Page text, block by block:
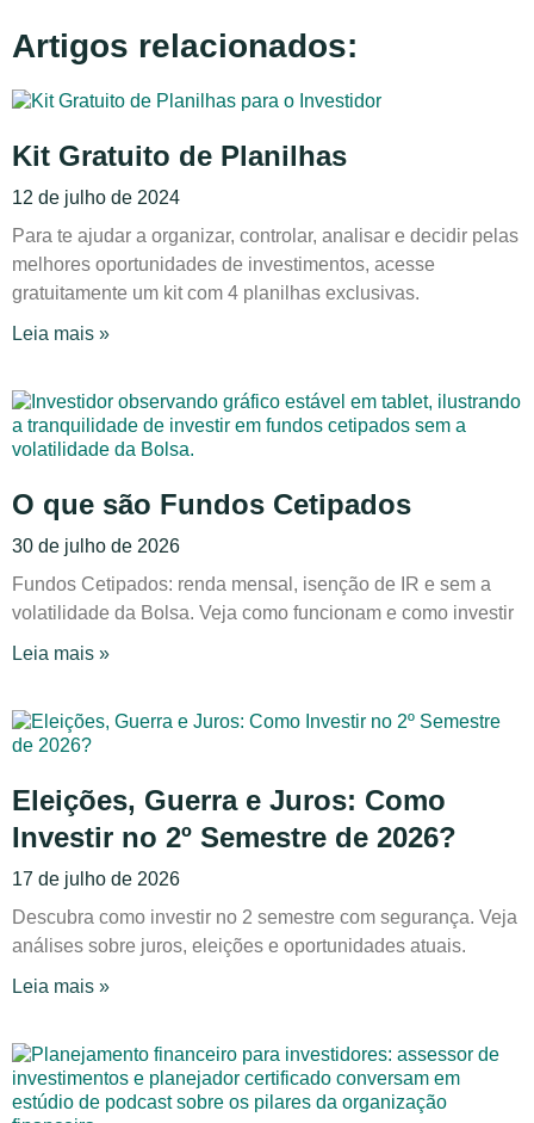
Artigos relacionados:
Kit Gratuito de Planilhas
12 de julho de 2024
Para te ajudar a organizar, controlar, analisar e decidir pelas
melhores oportunidades de investimentos, acesse
gratuitamente um kit com 4 planilhas exclusivas.
Leia mais »
O que são Fundos Cetipados
30 de julho de 2026
Fundos Cetipados: renda mensal, isenção de IR e sem a
volatilidade da Bolsa. Veja como funcionam e como investir
Leia mais »
Eleições, Guerra e Juros: Como
Investir no 2º Semestre de 2026?
17 de julho de 2026
Descubra como investir no 2 semestre com segurança. Veja
análises sobre juros, eleições e oportunidades atuais.
Leia mais »